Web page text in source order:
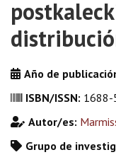
Año de
ISBN/ISSN: 1688-
Autor/es:
Grupo de